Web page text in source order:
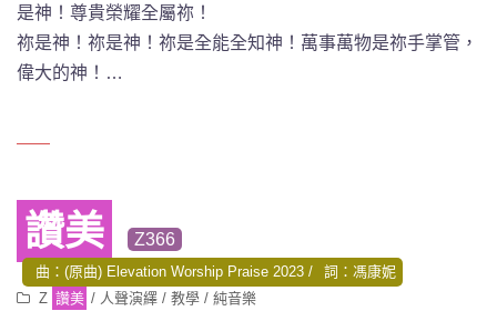
是神！尊貴榮耀全屬祢！
祢是神！祢是神！祢是全能全知神！萬事萬物是祢手掌管，
偉大的神！…
讚美 Z366
曲：(原曲) Elevation Worship Praise 2023
詞：馮康妮
Z 讚美 / 人聲演繹 /教學 /純音樂